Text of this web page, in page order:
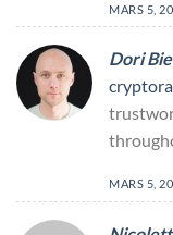
MARS 5,
Dori
cryptora
MARS 5,